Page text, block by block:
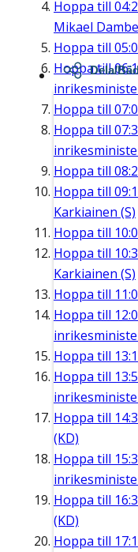
Hoppa till
Mikael
Hoppa till
Hoppa till
Hoppa till
Hoppa till
Hoppa till
Hoppa till
Karkiainen (S)
Hoppa till
Hoppa till
Karkiainen (S)
Hoppa till
Hoppa till
Hoppa till
Hoppa till
Hoppa till
(KD)
Hoppa till
Hoppa till
(KD)
Hoppa till
Dela/